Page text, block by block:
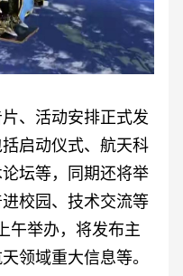
、活动安排正式发
启动仪式、航天科
坛等，同期还将举
校园、技术交流等
午举办，将发布主
领域重大信息等。